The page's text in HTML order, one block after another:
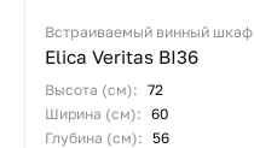
Встраиваемый винный шкаф
Elica Veritas BI36
Высота (см): 72
Ширина (см): 60
Глубина (см): 56